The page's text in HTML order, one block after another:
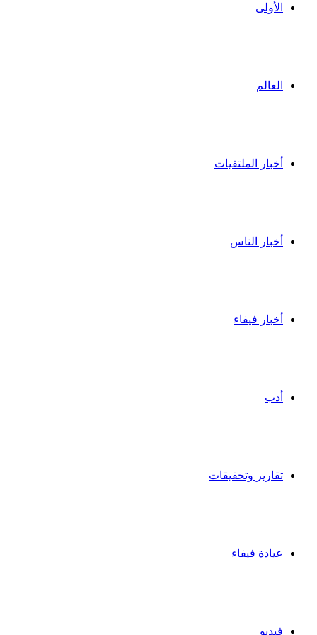
الأولى
العالم
أخبار الملتقيات
أخبار الناس
أخبار فيفاء
أدب
تقارير وتحقيقات
عيادة فيفاء
فيديو